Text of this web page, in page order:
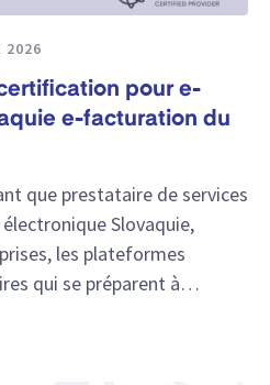
2026
pour e-
e-facturation du
que prestataire de services
Slovaquie,
les plateformes
qui se préparent à…